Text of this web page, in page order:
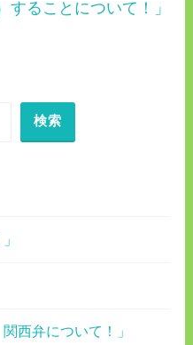
することについて！」
検索
西弁について！」